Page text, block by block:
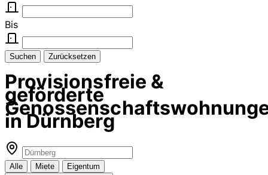
Bis
Suchen Zurücksetzen
Provisionsfreie &
geförderte
in Dürnberg
Alle Miete Eigentum